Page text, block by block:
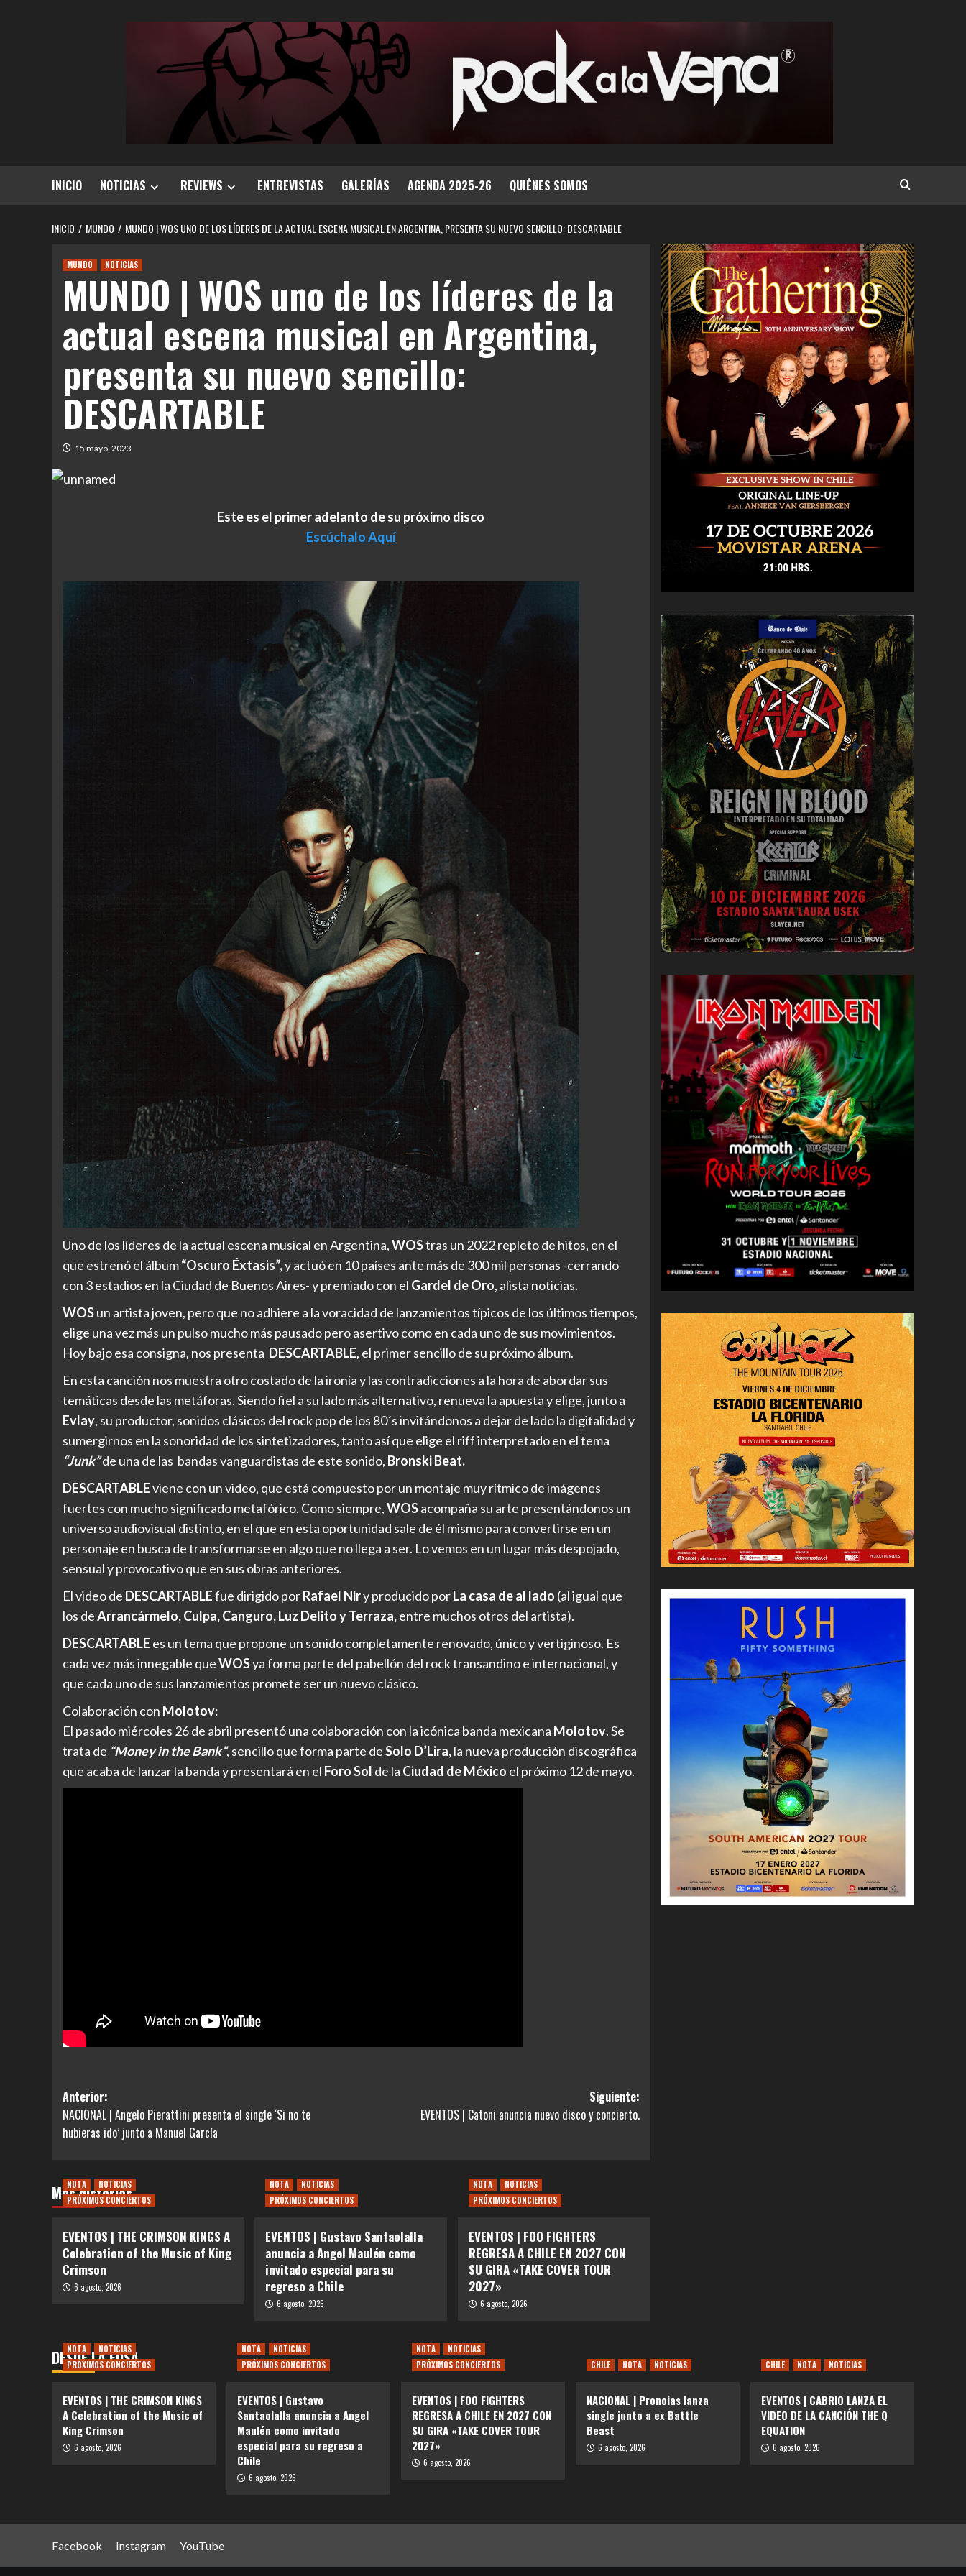
INICIO NOTICIAS REVIEWS ENTREVISTAS GALERÍAS AGENDA 2025-26 QUIÉNES SOMOS
INICIO MUNDO MUNDO | WOS UNO DE LOS LÍDERES DE LA ACTUAL ESCENA MUSICAL EN ARGENTINA, PRESENTA SU NUEVO SENCILLO: DESCARTABLE
MUNDO NOTICIAS
MUNDO | WOS uno de los líderes de la
actual escena musical en Argentina,
presenta su nuevo sencillo:
DESCARTABLE
15 mayo, 2023
Este es el primer adelanto de su próximo disco
Escúchalo Aquí
Uno de los líderes de la actual escena musical en Argentina,WOStras un 2022 repleto de hitos, en el
que estrenó el álbum“Oscuro Éxtasis”,y actuó en 10 países ante más de 300 mil personas -cerrando
con 3 estadios en la Ciudad de Buenos Aires- y premiado con el Gardel de Oro, alista noticias.
WOSun artista joven, pero que no adhiere a la voracidad de lanzamientos típicos de los últimos tiempos,
elige una vez más un pulso mucho más pausado pero asertivo como en cada uno de sus movimientos.
Hoy bajo esa consigna, nos presenta DESCARTABLE, el primer sencillo de su próximo álbum.
En esta canción nos muestra otro costado de la ironía y las contradicciones a la hora de abordar sus
temáticas desde las metáforas. Siendo fiel a su lado más alternativo, renueva la apuesta y elige, junto a
Evlay, su productor, sonidos clásicos del rock pop de los 80´s invitándonos a dejar de lado la digitalidad y
sumergirnos en la sonoridad de los sintetizadores, tanto así que elige el riff interpretado en el tema
“Junk”de una de las bandas vanguardistas de este sonido, Bronski Beat.
DESCARTABLEviene con un video, que está compuesto por un montaje muy rítmico de imágenes
fuertes con mucho significado metafórico. Como siempre,WOSacompaña su arte presentándonos un
universo audiovisual distinto, en el que en esta oportunidad sale de él mismo para convertirse en un
personaje en busca de transformarse en algo que no llega a ser. Lo vemos en un lugar más despojado,
sensual y provocativo que en sus obras anteriores.
El video de DESCARTABLEfue dirigido porRafael Niry producido porLa casa de al lado (al igual que
los deArrancármelo, Culpa, Canguro, Luz Delito y Terraza,entre muchos otros del artista).
DESCARTABLE es un tema que propone un sonido completamente renovado, único y vertiginoso. Es
cada vez más innegable queWOSya forma parte del pabellón del rock transandino e internacional, y
que cada uno de sus lanzamientos promete ser un nuevo clásico.
Colaboración con Molotov:
El pasado miércoles 26 de abril presentó una colaboración con la icónica banda mexicana Molotov. Se
trata de “Money in the Bank”, sencillo que forma parte deSolo D’Lira,la nueva producción discográfica
que acaba de lanzar la banda y presentará en el Foro Sol de la Ciudad de México el próximo 12 de mayo.
Navegación
de
entradas
Anterior:
NACIONAL | Angelo Pierattini presenta el single ‘Si no te
hubieras ido’ junto a Manuel García
Siguiente:
EVENTOS | Catoni anuncia nuevo disco y concierto.
Más historias
NOTA
NOTICIAS
PRÓXIMOS CONCIERTOS
EVENTOS | THE CRIMSON KINGS A
Celebration of the Music of King
Crimson
6 agosto, 2026
NOTA
NOTICIAS
PRÓXIMOS CONCIERTOS
EVENTOS | Gustavo Santaolalla
anuncia a Angel Maulén como
invitado especial para su
regreso a Chile
6 agosto, 2026
NOTA
NOTICIAS
PRÓXIMOS CONCIERTOS
EVENTOS | FOO FIGHTERS
REGRESA A CHILE EN 2027 CON
SU GIRA «TAKE COVER TOUR
2027»
6 agosto, 2026
DESDE LA FOSA
NOTA
NOTICIAS
PRÓXIMOS CONCIERTOS
EVENTOS | THE CRIMSON KINGS
A Celebration of the Music of
King Crimson
6 agosto, 2026
NOTA
NOTICIAS
PRÓXIMOS CONCIERTOS
EVENTOS | Gustavo
Santaolalla anuncia a Angel
Maulén como invitado
especial para su regreso a
Chile
6 agosto, 2026
NOTA
NOTICIAS
PRÓXIMOS CONCIERTOS
EVENTOS | FOO FIGHTERS
REGRESA A CHILE EN 2027 CON
SU GIRA «TAKE COVER TOUR
2027»
6 agosto, 2026
CHILE NOTA NOTICIAS
NACIONAL | Pronoias lanza
single junto a ex Battle
Beast
6 agosto, 2026
CHILE NOTA NOTICIAS
EVENTOS | CABRIO LANZA EL
VIDEO DE LA CANCIÓN THE Q
EQUATION
6 agosto, 2026
Facebook Instagram YouTube